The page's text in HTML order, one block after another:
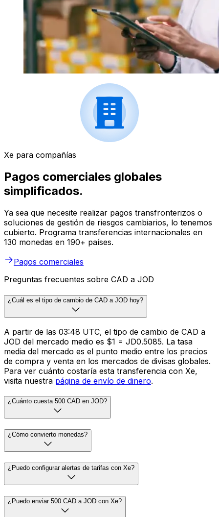
Xe para compañías
Pagos comerciales globales
simplificados.
Ya sea que necesite realizar pagos transfronterizos o
soluciones de gestión de riesgos cambiarios, lo tenemos
cubierto. Programa transferencias internacionales en
130 monedas en 190+ países.
Pagos comerciales
Preguntas frecuentes sobre CAD a JOD
¿Cuál es el tipo de cambio de CAD a JOD hoy?
A partir de las 03:48 UTC, el tipo de cambio de CAD a
JOD del mercado medio es $1 = JD0.5085. La tasa
media del mercado es el punto medio entre los precios
de compra y venta en los mercados de divisas globales.
Para ver cuánto costaría esta transferencia con Xe,
visita nuestra página de envío de dinero.
¿Cuánto cuesta 500 CAD en JOD?
¿Cómo convierto monedas?
¿Puedo configurar alertas de tarifas con Xe?
¿Puedo enviar 500 CAD a JOD con Xe?